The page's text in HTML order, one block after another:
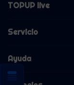
TOPUP live
Servicio
Ayuda